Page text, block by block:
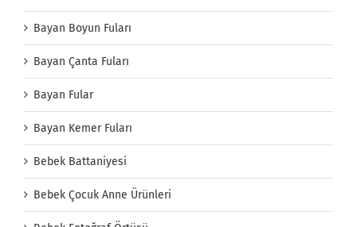
Bayan Boyun Fuları
Bayan Çanta Fuları
Bayan Fular
Bayan Kemer Fuları
Bebek Battaniyesi
Bebek Çocuk Anne Ürünleri